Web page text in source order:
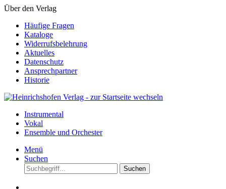
Über den Verlag
Häufige Fragen
Kataloge
Widerrufsbelehrung
Aktuelles
Datenschutz
Ansprechpartner
Historie
Instrumental
Vokal
Ensemble und Orchester
Menü
Suchen
Suchen